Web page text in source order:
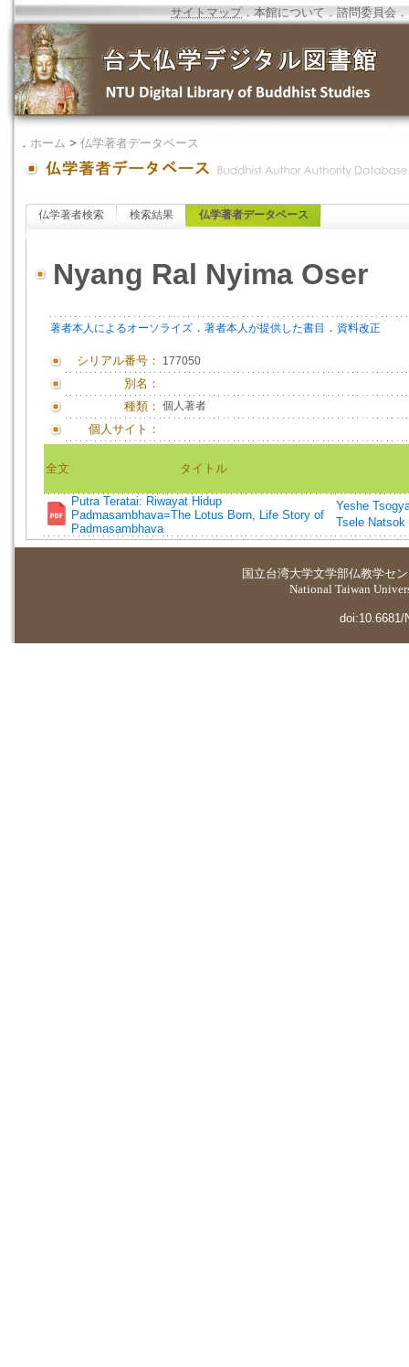
サイトマップ．本館について ．諮問委員会 ．
． ホーム > 仏学著者データベース
仏学著者検索 検索結果 仏学著者データベース
Nyang Ral Nyima Oser
著者本人によるオーソライズ ． 著者本人が提供した書目 ． 資料改正
シリアル番号： 177050
別名：
種類： 個人著者
個人サイト：
全文 タイトル
Putra Teratai: Riwayat Hidup
Padmasambhava=The Lotus Born, Life Story of
Padmasambhava
Yeshe
Tsele Natsok
国立台湾大学文学部仏教学セ
National Taiwan
doi:10.6681/